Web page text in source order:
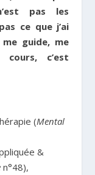
pas les
ce que j’ai
guide, me
c’est
(Mental
&
n°48),